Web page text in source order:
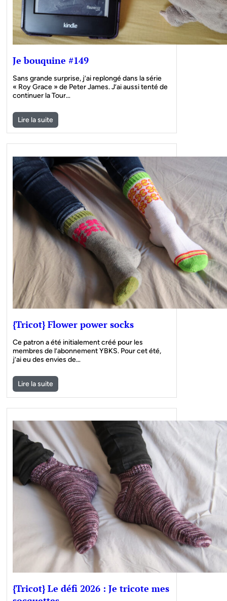
Je bouquine #149
Sans grande surprise, j’ai replongé dans la série
« Roy Grace » de Peter James. J’ai aussi tenté de
continuer la Tour…
Lire la suite
{Tricot} Flower power socks
Ce patron a été initialement créé pour les
membres de l’abonnement YBKS. Pour cet été,
j’ai eu des envies de…
Lire la suite
{Tricot} Le défi 2026 : Je tricote mes